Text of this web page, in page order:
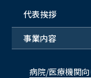
代表挨拶
事業内容
病院/医療機関